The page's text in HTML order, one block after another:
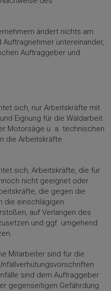
ändert nichts am
untereinander,
Auftraggeber und
sich, nur Arbeitskräfte mit
Eignung für die Waldarbeit
Motorsäge u. a. technischen
die Arbeitskräfte
sich, Arbeitskräfte, die für
nicht geeignet oder
die gegen die
die einschlägigen
auf Verlangen des
und ggf. umgehend
Mitarbeiter sind für die
sind dem Auftrag­geber
gegenseitigen Gefährdung